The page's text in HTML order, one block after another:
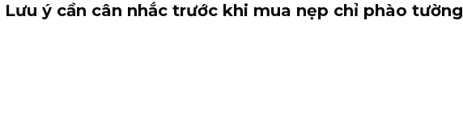
Lưu ý cần cân nhắc trước khi mua nẹp chỉ phào tường